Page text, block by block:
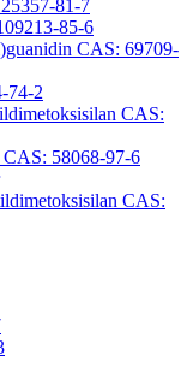
81-7
85-6
CAS: 69709-
74-2
CAS:
58068-97-6
CAS: